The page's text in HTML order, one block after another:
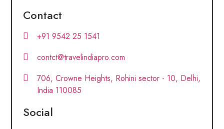
Contact
+91 9542 25 1541
contct@travelindiapro.com
706, Crowne Heights, Rohini sector - 10, Delhi,
India 110085
Social